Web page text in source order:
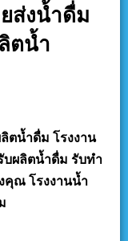
ส่งน้ำดื่ม
ตน้ำ
ตน้ำดื่ม โรงงาน
บผลิตน้ำดื่ม รับทำ
คุณ โรงงานน้ำ